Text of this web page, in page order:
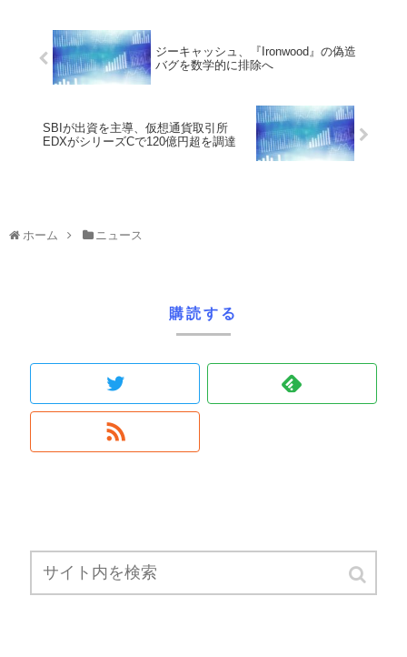
ジーキャッシュ、『Ironwood』の偽造
バグを数学的に排除へ
SBIが出資を主導、仮想通貨取引所
EDXがシリーズCで120億円超を調達
ホーム ニュース
購読する